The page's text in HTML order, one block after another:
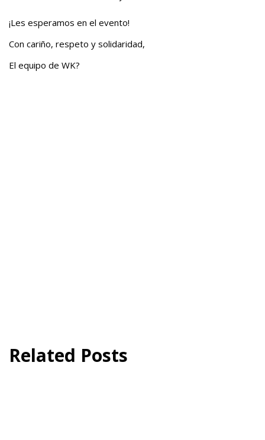
¡Les esperamos en el evento!
Con cariño, respeto y solidaridad,
El equipo de WK?
Related Posts